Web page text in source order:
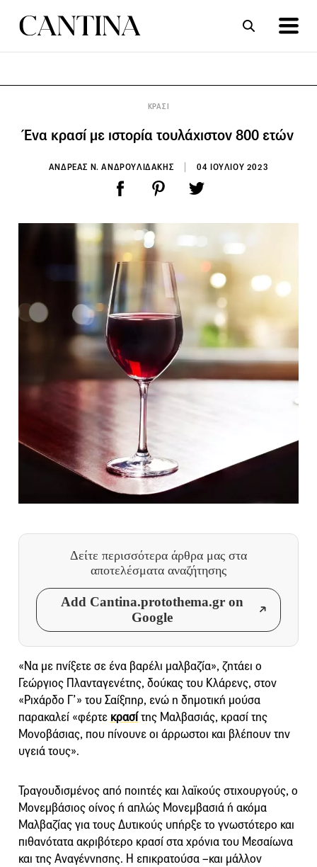
ΚΡΑΣΙ
Ένα κρασί με ιστορία τουλάχιστον 800 ετών
ΑΝΔΡΕΑΣ Ν. ΑΝΔΡΟΥΛΙΔΑΚΗΣ 04 ΙΟΥΛΙΟΥ 2023
Δείτε περισσότερα άρθρα μας στα
αποτελέσματα αναζήτησης
Add Cantina.protothema.gr on
Google
«Να με πνίξετε σε ένα βαρέλι μαλβαζία», ζητάει ο
Γεώργιος Πλανταγενέτης, δούκας του Κλάρενς, στον
«Ριχάρδο Γ’» του Σαίξπηρ, ενώ η δημοτική μούσα
παρακαλεί «φέρτε κρασίτης Μαλβασιάς, κρασί της
Μονοβάσιας, που πίνουνε οι άρρωστοι και βλέπουν την
υγειά τους».
Τραγουδισμένος από ποιητές και λαϊκούς στιχουργούς, ο
Μονεμβάσιος οίνος ή απλώς Μονεμβασιά ή ακόμα
Μαλβαζίας για τους Δυτικούς υπήρξε το γνωστότερο και
πιθανότατα ακριβότερο κρασί στα χρόνια του Μεσαίωνα
και της Αναγέννησης. Η επικρατούσα –και μάλλον